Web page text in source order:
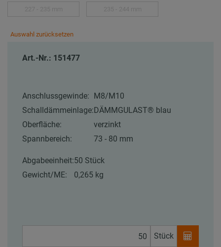
Auswahl zurücksetzen
Art.-Nr.: 151477
Anschlussgewinde:
M8/M10
Schalldämmeinlage: DÄMMGULAST® blau
Oberfläche:
verzinkt
Spannbereich:
73 - 80 mm
Abgabeeinheit:50 Stück
Gewicht/ME:
0,265 kg
Stück